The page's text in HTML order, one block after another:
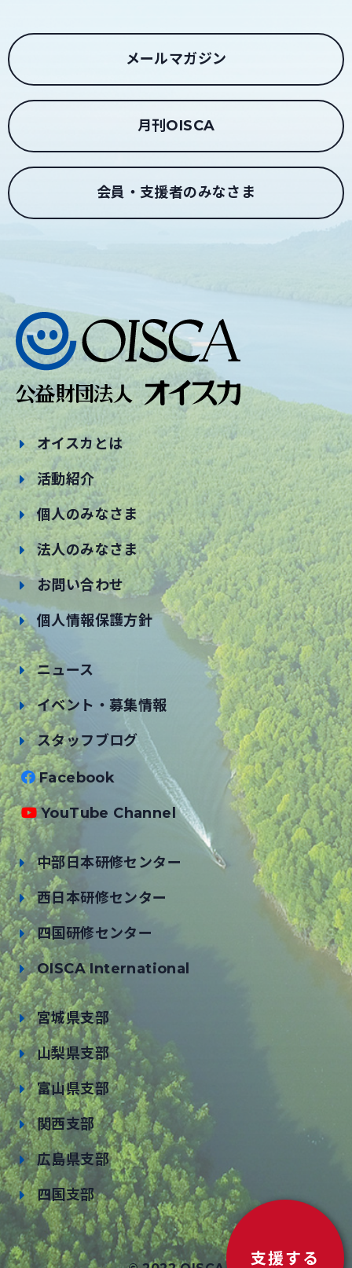
支援する
メールマガジン
月刊OISCA
会員・支援者のみなさま
オイスカとは
活動紹介
個人のみなさま
法人のみなさま
お問い合わせ
個人情報保護方針
ニュース
イベント・募集情報
スタッフブログ
Facebook
YouTube Channel
中部日本研修センター
西日本研修センター
四国研修センター
OISCA International
宮城県支部
山梨県支部
富山県支部
関西支部
広島県支部
四国支部